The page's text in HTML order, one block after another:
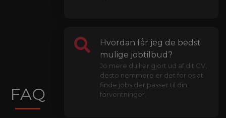
FAQ
Hvordan får jeg de bedst
mulige jobtilbud?
Jo mere du har gjort ud af dit CV,
desto nemmere er det for os at
finde jobs der passer til din
forventninger.